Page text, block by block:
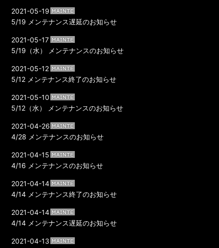
5/19 メンテナンス遅延のお知らせ
2021-05-19
5/19（水） メンテナンスのお知らせ
2021-05-17
5/12 メンテナンス終了のお知らせ
2021-05-12
5/12（水） メンテナンスのお知らせ
2021-05-10
4/28 メンテナンスのお知らせ
2021-04-26
4/16 メンテナンスのお知らせ
2021-04-15
4/14 メンテナンス終了のお知らせ
2021-04-14
4/14 メンテナンス遅延のお知らせ
2021-04-14
2021-04-13